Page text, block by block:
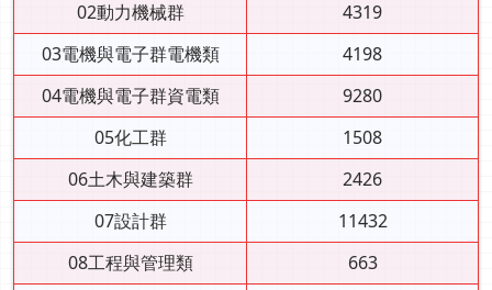
02動力機械群
4319
03電機與電子群電機類
4198
04電機與電子群資電類
9280
05化工群
1508
06土木與建築群
2426
07設計群
11432
08工程與管理類
663